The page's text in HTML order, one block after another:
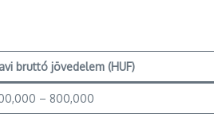
bruttó jövedelem (HUF)
– 800,000